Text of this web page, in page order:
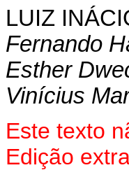
LUIZ
Fernando
Esther
Vinícius
Este texto
Edição